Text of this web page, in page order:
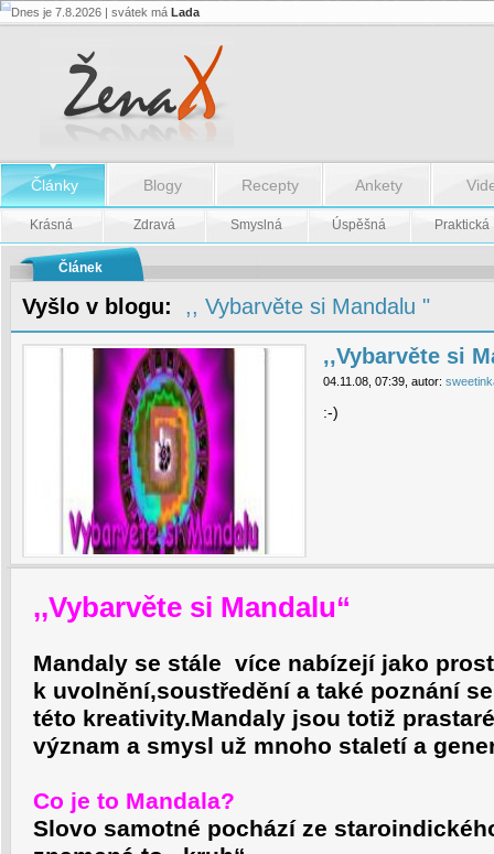
,,Vybarvěte
,,Vybarvěte
Dnes je 7.8.2026 | svátek má Lada
Články Blogy Recepty Ankety
Krásná Zdravá Smyslná Úspěšná Praktická
Článek
Vyšlo v blogu: ,, Vybarvěte si Mandalu "
,,Vybarvěte si
04.11.08, 07:39, autor:
:-)
,,Vybarvěte si Mandalu“
Mandaly se stále více nabízejí jako
k uvolnění,soustředění a také poznání
této kreativity.Mandaly jsou totiž
význam a smysl už mnoho staletí a
Co je to Mandala?
Slovo samotné pochází ze